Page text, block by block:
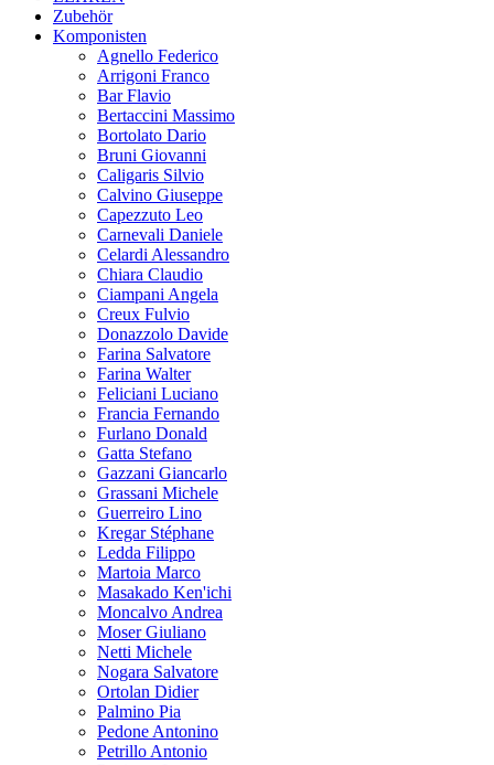
Zubehör
Komponisten
Agnello Federico
Arrigoni Franco
Bar Flavio
Bertaccini Massimo
Bortolato Dario
Bruni Giovanni
Caligaris Silvio
Calvino Giuseppe
Capezzuto Leo
Carnevali Daniele
Celardi Alessandro
Chiara Claudio
Ciampani Angela
Creux Fulvio
Donazzolo Davide
Farina Salvatore
Farina Walter
Feliciani Luciano
Francia Fernando
Furlano Donald
Gatta Stefano
Gazzani Giancarlo
Grassani Michele
Guerreiro Lino
Kregar Stéphane
Ledda Filippo
Martoia Marco
Masakado Ken'ichi
Moncalvo Andrea
Moser Giuliano
Netti Michele
Nogara Salvatore
Ortolan Didier
Palmino Pia
Pedone Antonino
Petrillo Antonio